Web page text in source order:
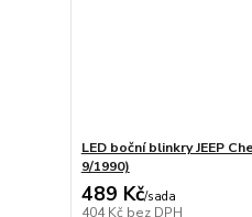
LED boční blinkry JEEP
9/1990)
489 Kč/sada
404 Kč bez DPH